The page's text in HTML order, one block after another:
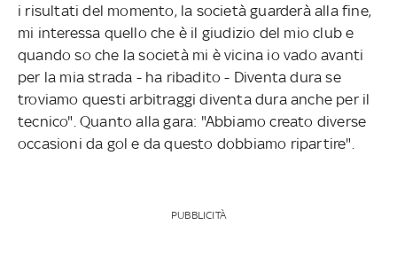
i risultati del momento, la società guarderà alla fine,
mi interessa quello che è il giudizio del mio club e
quando so che la società mi è vicina io vado avanti
per la mia strada - ha ribadito - Diventa dura se
troviamo questi arbitraggi diventa dura anche per il
tecnico". Quanto alla gara: "Abbiamo creato diverse
occasioni da gol e da questo dobbiamo ripartire".
PUBBLICITÀ